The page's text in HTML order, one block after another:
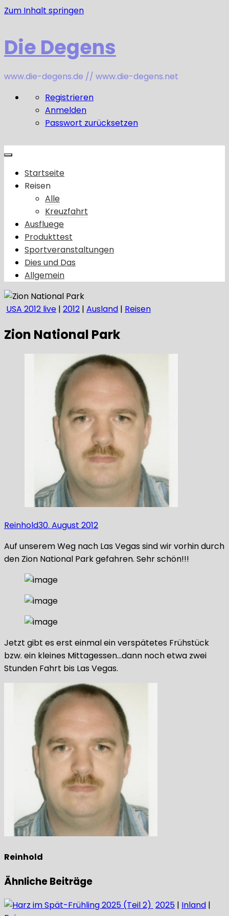
Zum Inhalt springen
Die Degens
www.die-degens.de // www.die-degens.net
Registrieren
Anmelden
Passwort zurücksetzen
Startseite
Reisen
Alle
Kreuzfahrt
Ausfluege
Produkttest
Sportveranstaltungen
Dies und Das
Allgemein
USA 2012 live | 2012 | Ausland | Reisen
Zion National Park
Reinhold30. August 2012
Auf unserem Weg nach Las Vegas sind wir vorhin durch
den Zion National Park gefahren. Sehr schön!!!
Jetzt gibt es erst einmal ein verspätetes Frühstück
bzw. ein kleines Mittagessen…dann noch etwa zwei
Stunden Fahrt bis Las Vegas.
Reinhold
Ähnliche Beiträge
2025 | Inland |